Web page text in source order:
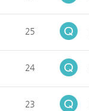
25
24
23